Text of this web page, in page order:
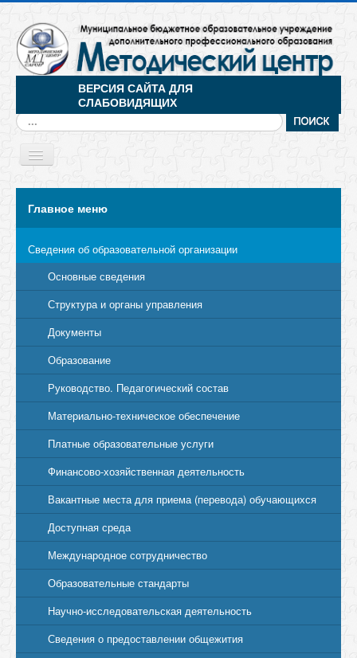
ВЕРСИЯ САЙТА ДЛЯ
СЛАБОВИДЯЩИХ
Искать...
Toggle
Главное меню
Сведения об образовательной организации
Основные сведения
Структура и органы управления
Документы
Образование
Руководство. Педагогический состав
Материально-техническое обеспечение
Платные образовательные услуги
Финансово-хозяйственная деятельность
Вакантные места для приема (перевода) обучающихся
Доступная среда
Международное сотрудничество
Образовательные стандарты
Научно-исследовательская деятельность
Сведения о предоставлении общежития